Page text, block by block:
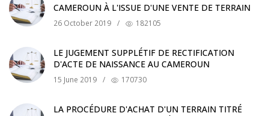
CAMEROUN À L'ISSUE D'UNE VENTE DE TERRAIN
26 October 2019 / 182105
LE JUGEMENT SUPPLÉTIF DE RECTIFICATION
D'ACTE DE NAISSANCE AU CAMEROUN
15 June 2019 / 170730
LA PROCÉDURE D'ACHAT D'UN TERRAIN TITRÉ